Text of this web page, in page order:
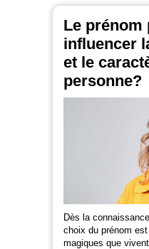
Le prénom
influencer
et le
personne?
Dès la
choix du prénom
magiques que